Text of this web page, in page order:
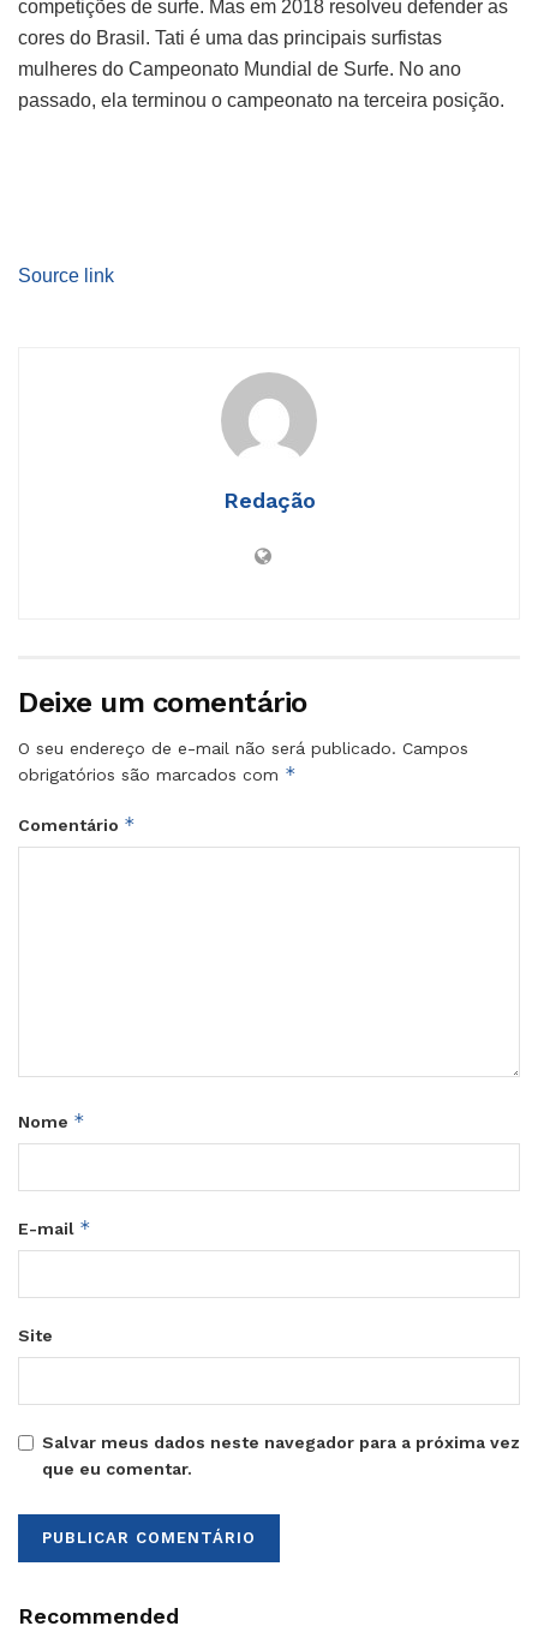
competições de surfe. Mas em 2018 resolveu defender as
cores do Brasil. Tati é uma das principais surfistas
mulheres do Campeonato Mundial de Surfe. No ano
passado, ela terminou o campeonato na terceira posição.
Source link
Redação
Deixe um comentário
O seu endereço de e-mail não será publicado. Campos
obrigatórios são marcados com *
Comentário *
Nome *
E-mail *
Site
Salvar meus dados neste navegador para a próxima vez
que eu comentar.
Recommended